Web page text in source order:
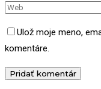
Ulož moje meno,
komentáre.